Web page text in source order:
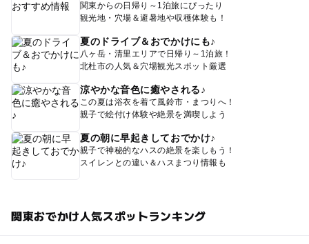
関東からの日帰り～1泊旅にぴったり
観光地・穴場＆避暑地や収穫体験も！
夏のドライブ＆おでかけにも♪
八ヶ岳・清里エリアで日帰り～1泊旅！
北杜市の人気＆穴場観光スポット厳選
涼やかな音色に癒やされる♪
この夏は浴衣を着て風鈴市・まつりへ！
親子で絵付け体験や絶景を満喫しよう
夏の朝に早起きしておでかけ♪
親子で神秘的なハスの絶景を楽しもう！
スイレンとの違い＆ハスまつり情報も
関東おでかけ人気スポットランキング